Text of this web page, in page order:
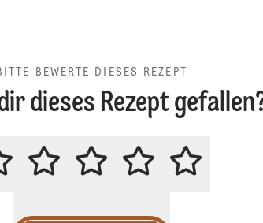
BEWERTE DIESES REZEPT
dieses Rezept
BITTE BEWERTE DIESES REZEPT